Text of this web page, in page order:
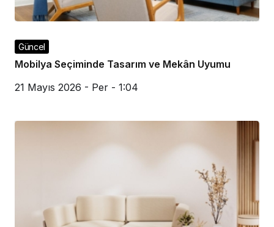
Güncel
Mobilya Seçiminde Tasarım ve Mekân Uyumu
21 Mayıs 2026 - Per - 1:04